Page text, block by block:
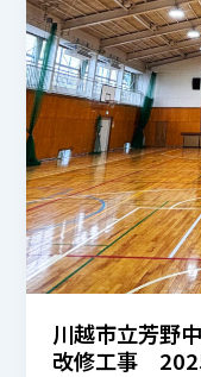
川越市立芳野
改修工事